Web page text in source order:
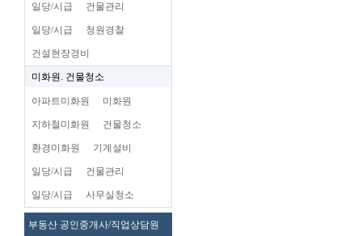
일당/시급 건물관리
일당/시급 청원경찰
건설현장경비
미화원. 건물청소
아파트미화원 미화원
지하철미화원 건물청소
환경미화원 기계설비
일당/시급 건물관리
일당/시급 사무실청소
부동산 공인중개사/직업상담원